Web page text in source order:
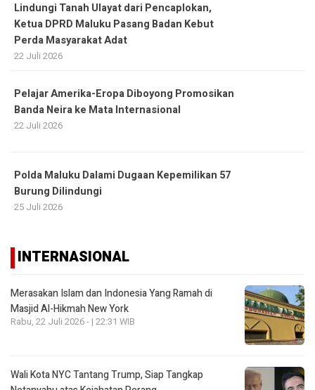
Lindungi Tanah Ulayat dari Pencaplokan,
Ketua DPRD Maluku Pasang Badan Kebut
Perda Masyarakat Adat
22 Juli 2026
Pelajar Amerika-Eropa Diboyong Promosikan
Banda Neira ke Mata Internasional
22 Juli 2026
Polda Maluku Dalami Dugaan Kepemilikan 57
Burung Dilindungi
25 Juli 2026
INTERNASIONAL
Merasakan Islam dan Indonesia Yang Ramah di
Masjid Al-Hikmah New York
Rabu, 22 Juli 2026 - | 22:31 WIB
Wali Kota NYC Tantang Trump, Siap Tangkap